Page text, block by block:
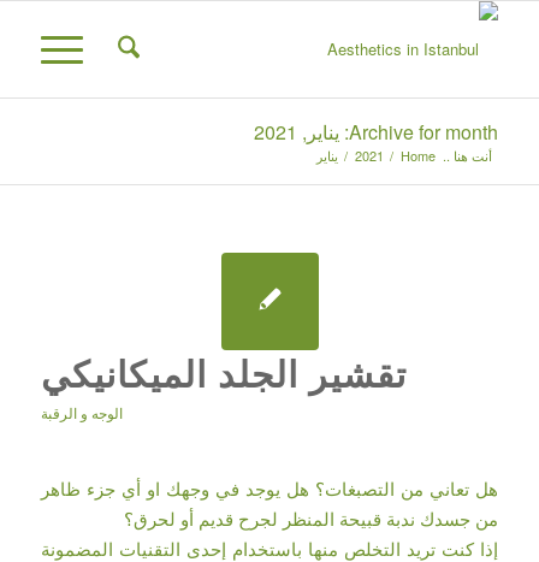
Archive for month: يناير, 2021
أنت هنا .. Home
/
2021
/ يناير
تقشير الجلد الميكانيكي
الوجه و الرقبة
هل تعاني من التصبغات؟ هل يوجد في وجهك او أي جزء ظاهر
من جسدك ندبة قبيحة المنظر لجرح قديم أو لحرق؟
إذا كنت تريد التخلص منها باستخدام إحدى التقنيات المضمونة